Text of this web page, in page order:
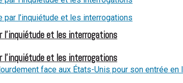
l’inquiétude et les interrogations
l’inquiétude et les interrogations